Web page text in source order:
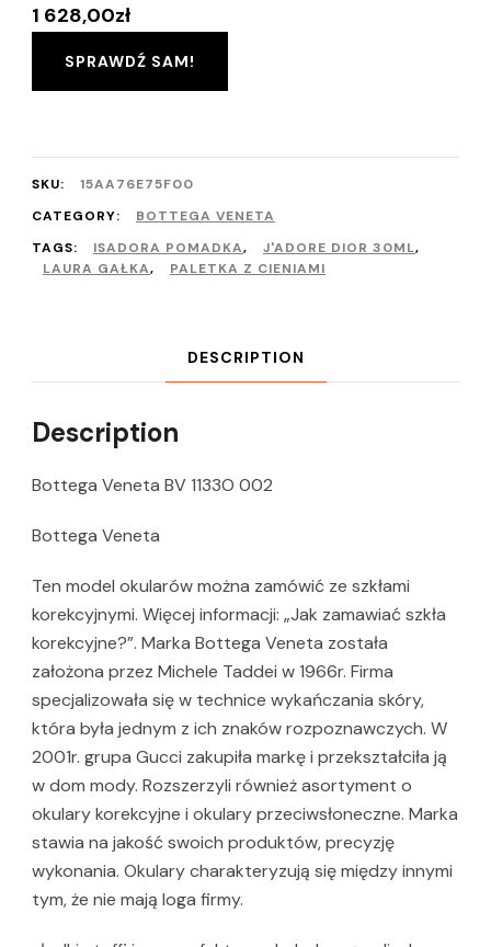
1 628,00zł
SPRAWDŹ SAM!
SKU:
15AA76E75F00
CATEGORY:
BOTTEGA VENETA
TAGS:
ISADORA POMADKA, J'ADORE DIOR 30ML,
LAURA GAŁKA, PALETKA Z CIENIAMI
DESCRIPTION
Description
Bottega Veneta BV 1133O 002
Bottega Veneta
Ten model okularów można zamówić ze szkłami
korekcyjnymi. Więcej informacji: „Jak zamawiać szkła
korekcyjne?”. Marka Bottega Veneta została
założona przez Michele Taddei w 1966r. Firma
specjalizowała się w technice wykańczania skóry,
która była jednym z ich znaków rozpoznawczych. W
2001r. grupa Gucci zakupiła markę i przekształciła ją
w dom mody. Rozszerzyli również asortyment o
okulary korekcyjne i okulary przeciwsłoneczne. Marka
stawia na jakość swoich produktów, precyzję
wykonania. Okulary charakteryzują się między innymi
tym, że nie mają loga firmy.